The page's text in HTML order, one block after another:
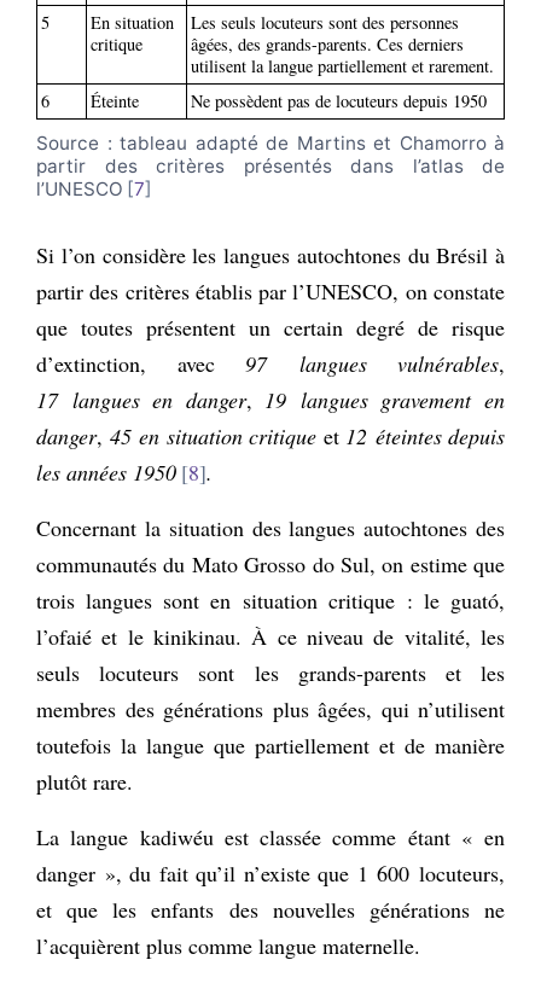
5
En situation
critique
Les seuls locuteurs sont des personnes
âgées, des grands-parents. Ces derniers
utilisent la langue partiellement et rarement.
6
Éteinte
Ne possèdent pas de locuteurs depuis 1950
Source : tableau adapté de Martins et Chamorro à
partir des critères présentés dans l’atlas de
l’UNESCO 7
Si l’on considère les langues autochtones du Brésil à
partir des critères établis par l’UNESCO, on constate
que toutes présentent un certain degré de risque
d’extinction, avec 97 langues vulnérables,
17 langues en danger,
19 langues gravement en
danger, 45 en situation critique et 12 éteintes depuis
les années 1950 8 .
Concernant la situation des langues autochtones des
communautés du Mato Grosso do Sul, on estime que
trois langues sont en situation critique : le guató,
l’ofaié et le kinikinau. À ce niveau de vitalité, les
seuls locuteurs sont les grands-parents et les
membres des générations plus âgées, qui n’utilisent
toutefois la langue que partiellement et de manière
plutôt rare.
La langue kadiwéu est classée comme étant « en
danger », du fait qu’il n’existe que 1 600 locuteurs,
et que les enfants des nouvelles générations ne
l’acquièrent plus comme langue maternelle.